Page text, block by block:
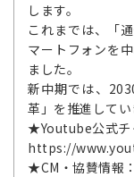
します。
これまでは、「
マートフォンを
ました。
新中期では、
革」を推進してい
★Youtube公式チ
https://
★CM・協賛情報：